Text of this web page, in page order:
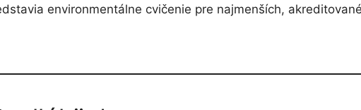
environmentálne cvičenie pre najmenších,